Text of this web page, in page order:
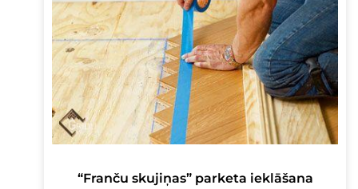
“Franču skujiņas” parketa ieklāšana